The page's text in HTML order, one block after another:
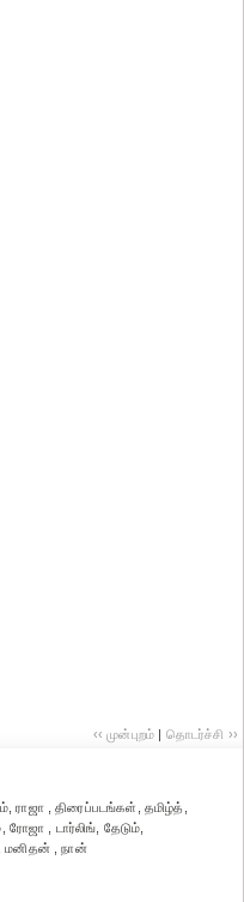
‹‹ முன்புறம் | தொடர்ச்சி ››
ராஜா , திரைப்படங்கள், தமிழ்த்,
, டார்லிங், தேடும்,
மனிதன் , நான்